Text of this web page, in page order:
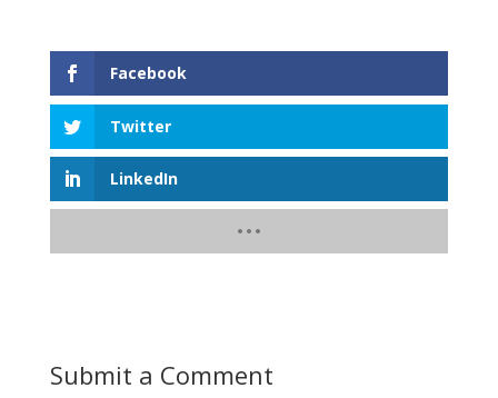
Facebook
Twitter
LinkedIn
Submit a Comment